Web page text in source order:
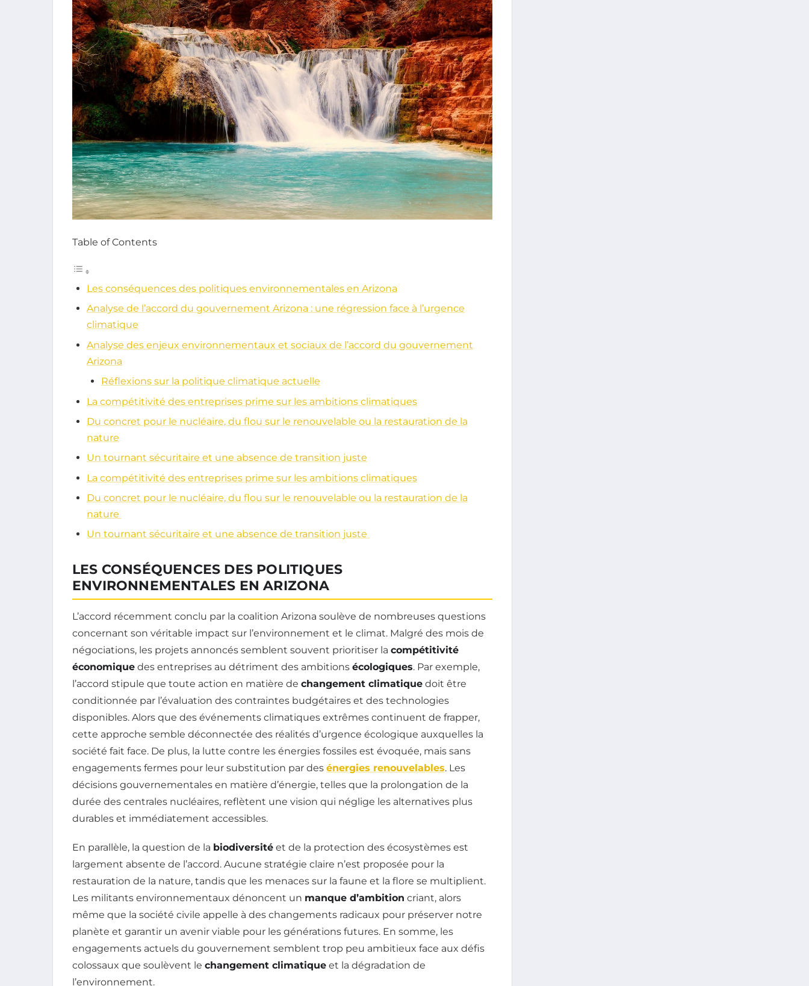
Table of Contents
Les conséquences des politiques environnementales en Arizona
Analyse de l’accord du gouvernement Arizona : une régression face à l’urgence
climatique
Analyse des enjeux environnementaux et sociaux de l’accord du gouvernement
Arizona
Réflexions sur la politique climatique actuelle
La compétitivité des entreprises prime sur les ambitions climatiques
Du concret pour le nucléaire, du flou sur le renouvelable ou la restauration de la
nature
Un tournant sécuritaire et une absence de transition juste
La compétitivité des entreprises prime sur les ambitions climatiques
Du concret pour le nucléaire, du flou sur le renouvelable ou la restauration de la
nature
Un tournant sécuritaire et une absence de transition juste
LES CONSÉQUENCES DES POLITIQUES
ENVIRONNEMENTALES EN ARIZONA
L’accord récemment conclu par la coalition Arizona soulève de nombreuses questions
concernant son véritable impact sur l’environnement et le climat. Malgré des mois de
négociations, les projets annoncés semblent souvent prioritiser la compétitivité
économique des entreprises au détriment des ambitions écologiques. Par exemple,
l’accord stipule que toute action en matière de changement climatique doit être
conditionnée par l’évaluation des contraintes budgétaires et des technologies
disponibles. Alors que des événements climatiques extrêmes continuent de frapper,
cette approche semble déconnectée des réalités d’urgence écologique auxquelles la
société fait face. De plus, la lutte contre les énergies fossiles est évoquée, mais sans
engagements fermes pour leur substitution par des énergies renouvelables. Les
décisions gouvernementales en matière d’énergie, telles que la prolongation de la
durée des centrales nucléaires, reflètent une vision qui néglige les alternatives plus
durables et immédiatement accessibles.
En parallèle, la question de la biodiversité et de la protection des écosystèmes est
largement absente de l’accord. Aucune stratégie claire n’est proposée pour la
restauration de la nature, tandis que les menaces sur la faune et la flore se multiplient.
Les militants environnementaux dénoncent un manque d’ambition criant, alors
même que la société civile appelle à des changements radicaux pour préserver notre
planète et garantir un avenir viable pour les générations futures. En somme, les
engagements actuels du gouvernement semblent trop peu ambitieux face aux défis
colossaux que soulèvent le changement climatique et la dégradation de
l’environnement.